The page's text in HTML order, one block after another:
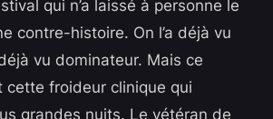
qui n’a laissé à personne le
contre-histoire. On l’a déjà vu
vu dominateur. Mais ce
cette froideur clinique qui
grandes nuits. Le vétéran de